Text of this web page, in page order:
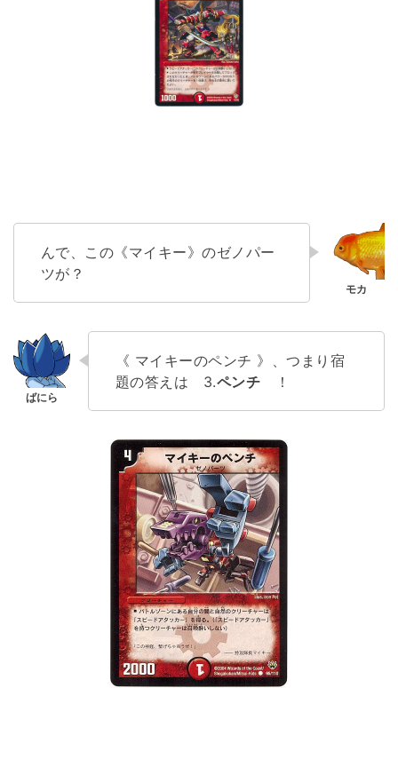
んで、この《マイキー》のゼノパー
ツが？
《 マイキーのペンチ 》、つまり宿
題の答えは 3.ペンチ ！